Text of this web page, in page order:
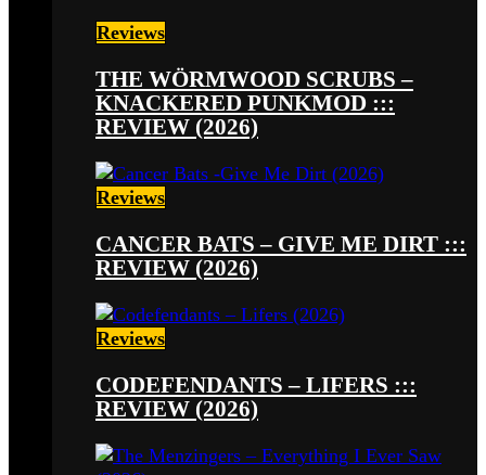
Reviews
THE WÖRMWOOD SCRUBS –
KNACKERED PUNKMOD :::
REVIEW (2026)
Reviews
CANCER BATS – GIVE ME DIRT :::
REVIEW (2026)
Reviews
CODEFENDANTS – LIFERS :::
REVIEW (2026)